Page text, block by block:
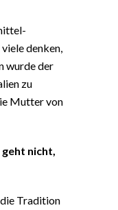
denken,
wurde der
zu
Mutter von
nicht,
Tradition